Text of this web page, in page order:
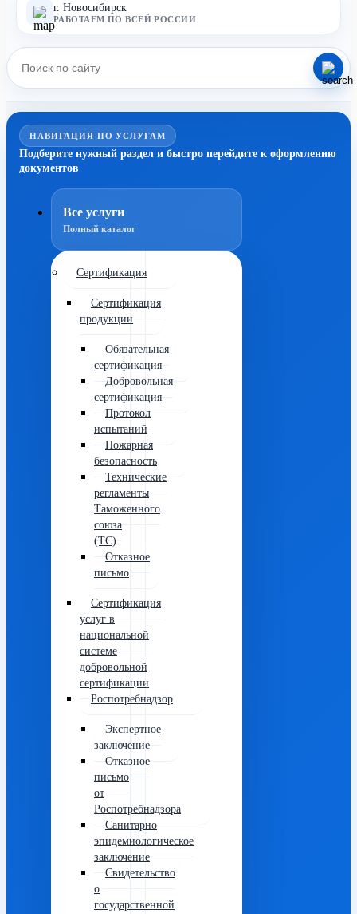
г. Новосибирск
РАБОТАЕМ ПО ВСЕЙ РОССИИ
НАВИГАЦИЯ ПО УСЛУГАМ
Подберите нужный раздел и быстро перейдите к оформлению
документов
Все услуги
Полный каталог
Сертификация
Сертификация
продукции
Обязательная
сертификация
Добровольная
сертификация
Протокол
испытаний
Пожарная
безопасность
Технические
регламенты
Таможенного
союза
(ТС)
Отказное
письмо
Сертификация
услуг в
национальной
системе
добровольной
сертификации
Роспотребнадзор
Экспертное
заключение
Отказное
письмо
от
Роспотребнадзора
Санитарно
эпидемиологическое
заключение
Свидетельство
о
государственной